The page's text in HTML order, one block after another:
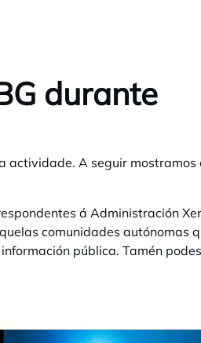
durante
actividade. A seguir mostramos
á Administración
comunidades autónomas
pública. Tamén podes